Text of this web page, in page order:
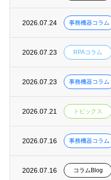
2026.07.24 事務機器コラム
2026.07.23 RPAコラム
2026.07.23 事務機器コラム
2026.07.21 トピックス
2026.07.16 事務機器コラム
2026.07.16 コラムBlog